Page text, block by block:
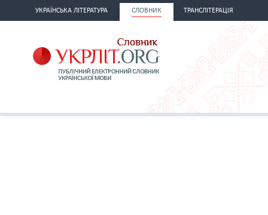
УКРАЇНСЬКА ЛІТЕРАТУРА СЛОВНИК ТРАНСЛІТЕРАЦІЯ